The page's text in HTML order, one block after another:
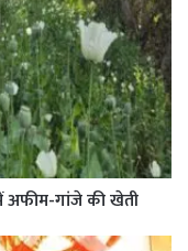
अफीम-गांजे की खेती